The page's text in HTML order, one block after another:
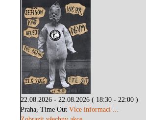
22.08.2026 - 22.08.2026 ( 18:30 - 22:00 )
Praha, Time OutVíce informací ...